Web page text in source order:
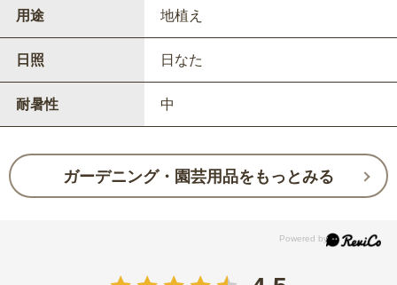
用途 地植え
日照 日なた
耐暑性 中
ガーデニング・園芸用品をもっとみる